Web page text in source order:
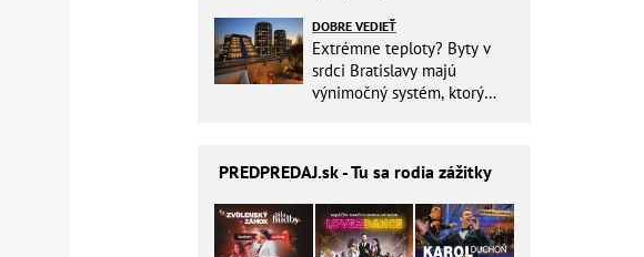
DOBRE VEDIEŤ
Extrémne teploty? Byty v
srdci Bratislavy majú
výnimočný systém, ktorý
PREDPREDAJ.sk - Tu sa rodia zážitky